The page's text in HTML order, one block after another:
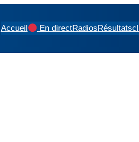
Accueil En directRadiosRésultats